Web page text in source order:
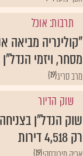
תרבות: אוכל
"קולינריה מביאה
מסחר, ויזמי
{19}מרב סריג
שוק הדיור
שוק הנדל"ן
רק 4,518 דירות
{19}אריק מירובסקי